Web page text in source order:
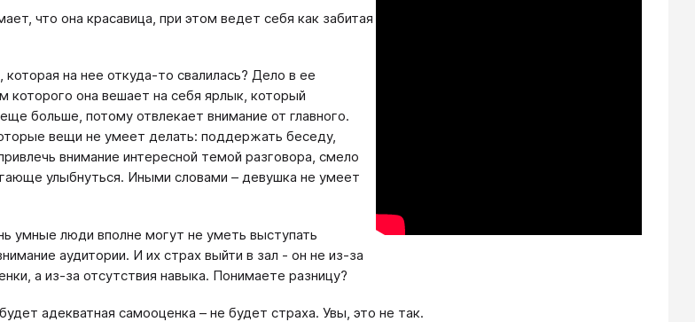
что она красавица, при этом ведет себя как забитая
на нее откуда-то свалилась? Дело в ее
которого она вешает на себя ярлык, который
больше, потому отвлекает внимание от главного.
вещи не умеет делать: поддержать беседу,
внимание интересной темой разговора, смело
улыбнуться. Иными словами – девушка не умеет
умные люди вполне могут не уметь выступать
аудитории. И их страх выйти в зал - он не из-за
а из-за отсутствия навыка. Понимаете разницу?
адекватная самооценка – не будет страха. Увы, это не так.